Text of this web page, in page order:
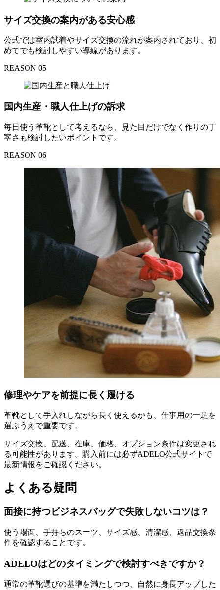
サイズ交換の案内がある安心感
公式では室内試着やサイズ交換の流れが案内されており、初
めてでも検討しやすい導線があります。
REASON 05
国内生産・職人仕上げの訴求
毎日使う革靴として考えるなら、見た目だけでなく作りの丁
寧さも検討したいポイントです。
REASON 06
修理やケアを前提に長く履ける
革靴として手入れしながら長く使えるかも、仕事用の一足を
選ぶうえで重要です。
サイズ交換、配送、在庫、価格、オプション条件は変更され
る可能性があります。購入前には必ずADELO公式サイトで
最新情報をご確認ください。
よくある疑問
面接に持つビジネスバッグで失敗しないコツは？
使う場面、手持ちのスーツ、サイズ感、清潔感、返品交換条
件を確認することです。
ADELOはどのタイミングで検討すべきですか？
通常の革靴選びの基準を満たしつつ、自然に身長アップした